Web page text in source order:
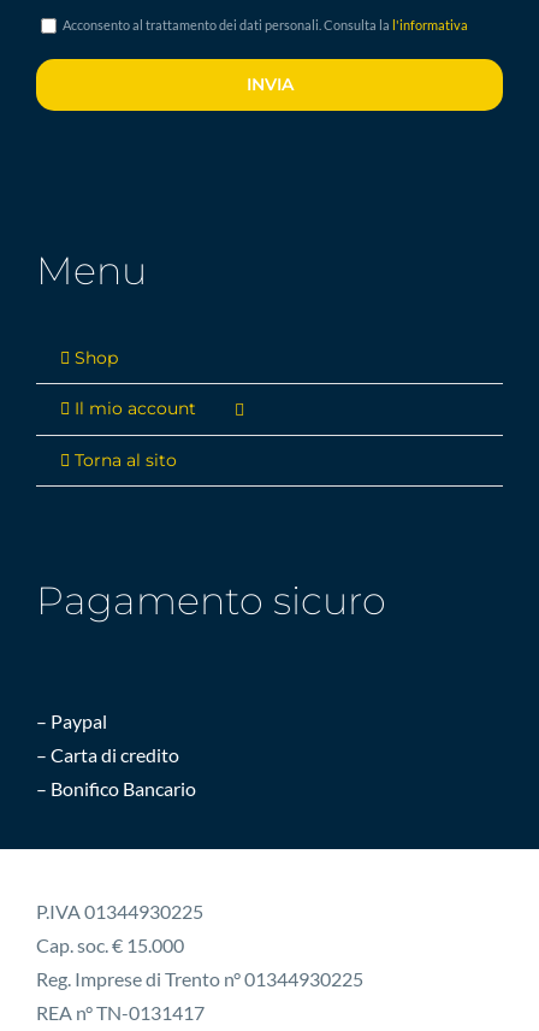
Acconsento al trattamento dei dati personali. Consulta la l'informativa
Menu
Shop
Il mio account
Torna al sito
Pagamento sicuro
– Paypal
– Carta di credito
– Bonifico Bancario
P.IVA 01344930225
Cap. soc. € 15.000
Reg. Imprese di Trento n° 01344930225
REA n° TN-0131417